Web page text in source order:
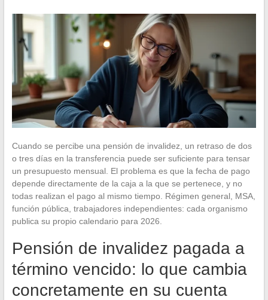
Cuando se percibe una pensión de invalidez, un retraso de dos
o tres días en la transferencia puede ser suficiente para tensar
un presupuesto mensual. El problema es que la fecha de pago
depende directamente de la caja a la que se pertenece, y no
todas realizan el pago al mismo tiempo. Régimen general, MSA,
función pública, trabajadores independientes: cada organismo
publica su propio calendario para 2026.
Pensión de invalidez pagada a
término vencido: lo que cambia
concretamente en su cuenta